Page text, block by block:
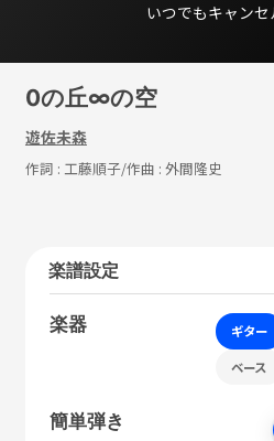
いつでもキャン
0の丘∞の空
遊佐未森
作詞 : 工藤順子/作曲 : 外間隆史
楽譜設定
楽器 ギター
ベース
簡単弾き